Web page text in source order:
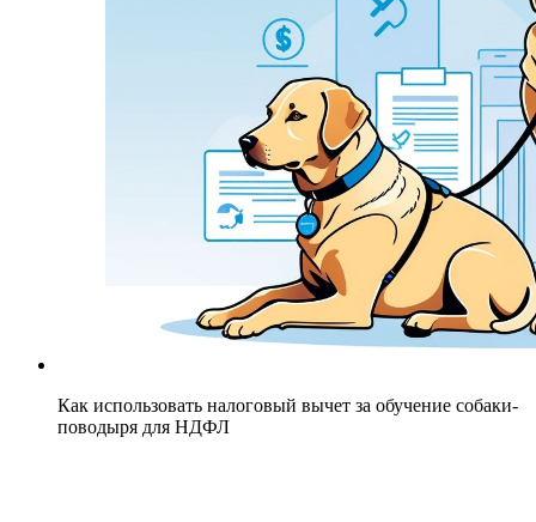
Как использовать налоговый вычет за обучение собаки-
поводыря для НДФЛ